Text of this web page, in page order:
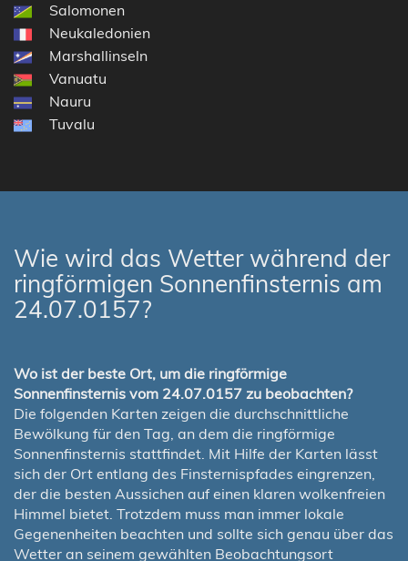
Salomonen
Neukaledonien
Marshallinseln
Vanuatu
Nauru
Tuvalu
Wie wird das Wetter während der
ringförmigen Sonnenfinsternis am
24.07.0157?
Wo ist der beste Ort, um die ringförmige
Sonnenfinsternis vom 24.07.0157 zu beobachten?
Die folgenden Karten zeigen die durchschnittliche
Bewölkung für den Tag, an dem die ringförmige
Sonnenfinsternis stattfindet. Mit Hilfe der Karten lässt
sich der Ort entlang des Finsternispfades eingrenzen,
der die besten Aussichen auf einen klaren wolkenfreien
Himmel bietet. Trotzdem muss man immer lokale
Gegenenheiten beachten und sollte sich genau über das
Wetter an seinem gewählten Beobachtungsort